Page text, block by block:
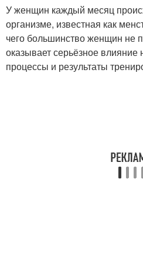
У женщин каждый месяц
организме, известная как
чего большинство женщин не
оказывает серьёзное влияние
процессы и результаты